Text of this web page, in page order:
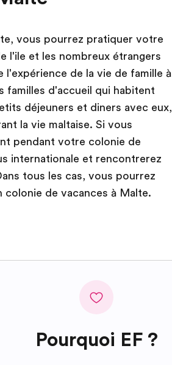
vous pourrez pratiquer votre
l'ile et les nombreux étrangers
de la vie de famille à
familles d'accueil qui habitent
déjeuners et diners avec eux,
la vie maltaise. Si vous
pendant votre colonie de
internationale et rencontrerez
tous les cas, vous pourrez
de vacances à Malte.
Pourquoi EF ?